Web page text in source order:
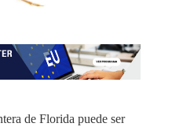
de Florida puede ser